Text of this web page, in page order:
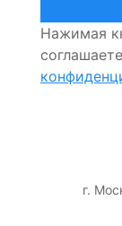
Нажимая
г.